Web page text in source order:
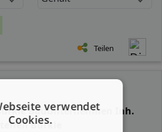
Teilen
Bauunternehmen Inh.
Steffen Bürkle
verwendet
Cookies.